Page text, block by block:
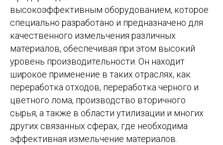
высокоэффективным оборудованием, которое
специально разработано и предназначено для
качественного измельчения различных
материалов, обеспечивая при этом высокий
уровень производительности. Он находит
широкое применение в таких отраслях, как
переработка отходов, переработка черного и
цветного лома, производство вторичного
сырья, а также в области утилизации и многих
других связанных сферах, где необходима
эффективная измельчение материалов.